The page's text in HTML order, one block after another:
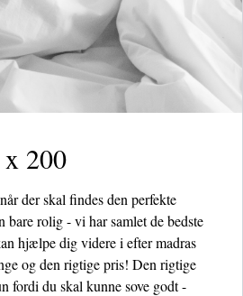
200
der skal findes den perfekte
bare rolig - vi har samlet de bedste
hjælpe dig videre i efter madras
og den rigtige pris! Den rigtige
fordi du skal kunne sove godt -